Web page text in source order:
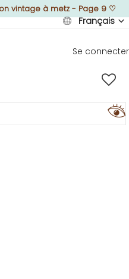
vintage à metz - Page 9♡
Français
Se connecter